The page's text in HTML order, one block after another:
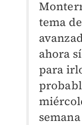
tema
ahora
para